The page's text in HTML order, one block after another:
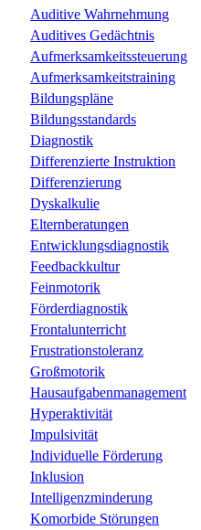
Auditive Wahrnehmung
Auditives Gedächtnis
Aufmerksamkeitssteuerung
Aufmerksamkeitstraining
Bildungspläne
Bildungsstandards
Diagnostik
Differenzierte Instruktion
Differenzierung
Dyskalkulie
Elternberatungen
Entwicklungsdiagnostik
Feedbackkultur
Feinmotorik
Förderdiagnostik
Frontalunterricht
Frustrationstoleranz
Großmotorik
Hausaufgabenmanagement
Hyperaktivität
Impulsivität
Individuelle Förderung
Inklusion
Intelligenzminderung
Komorbide Störungen